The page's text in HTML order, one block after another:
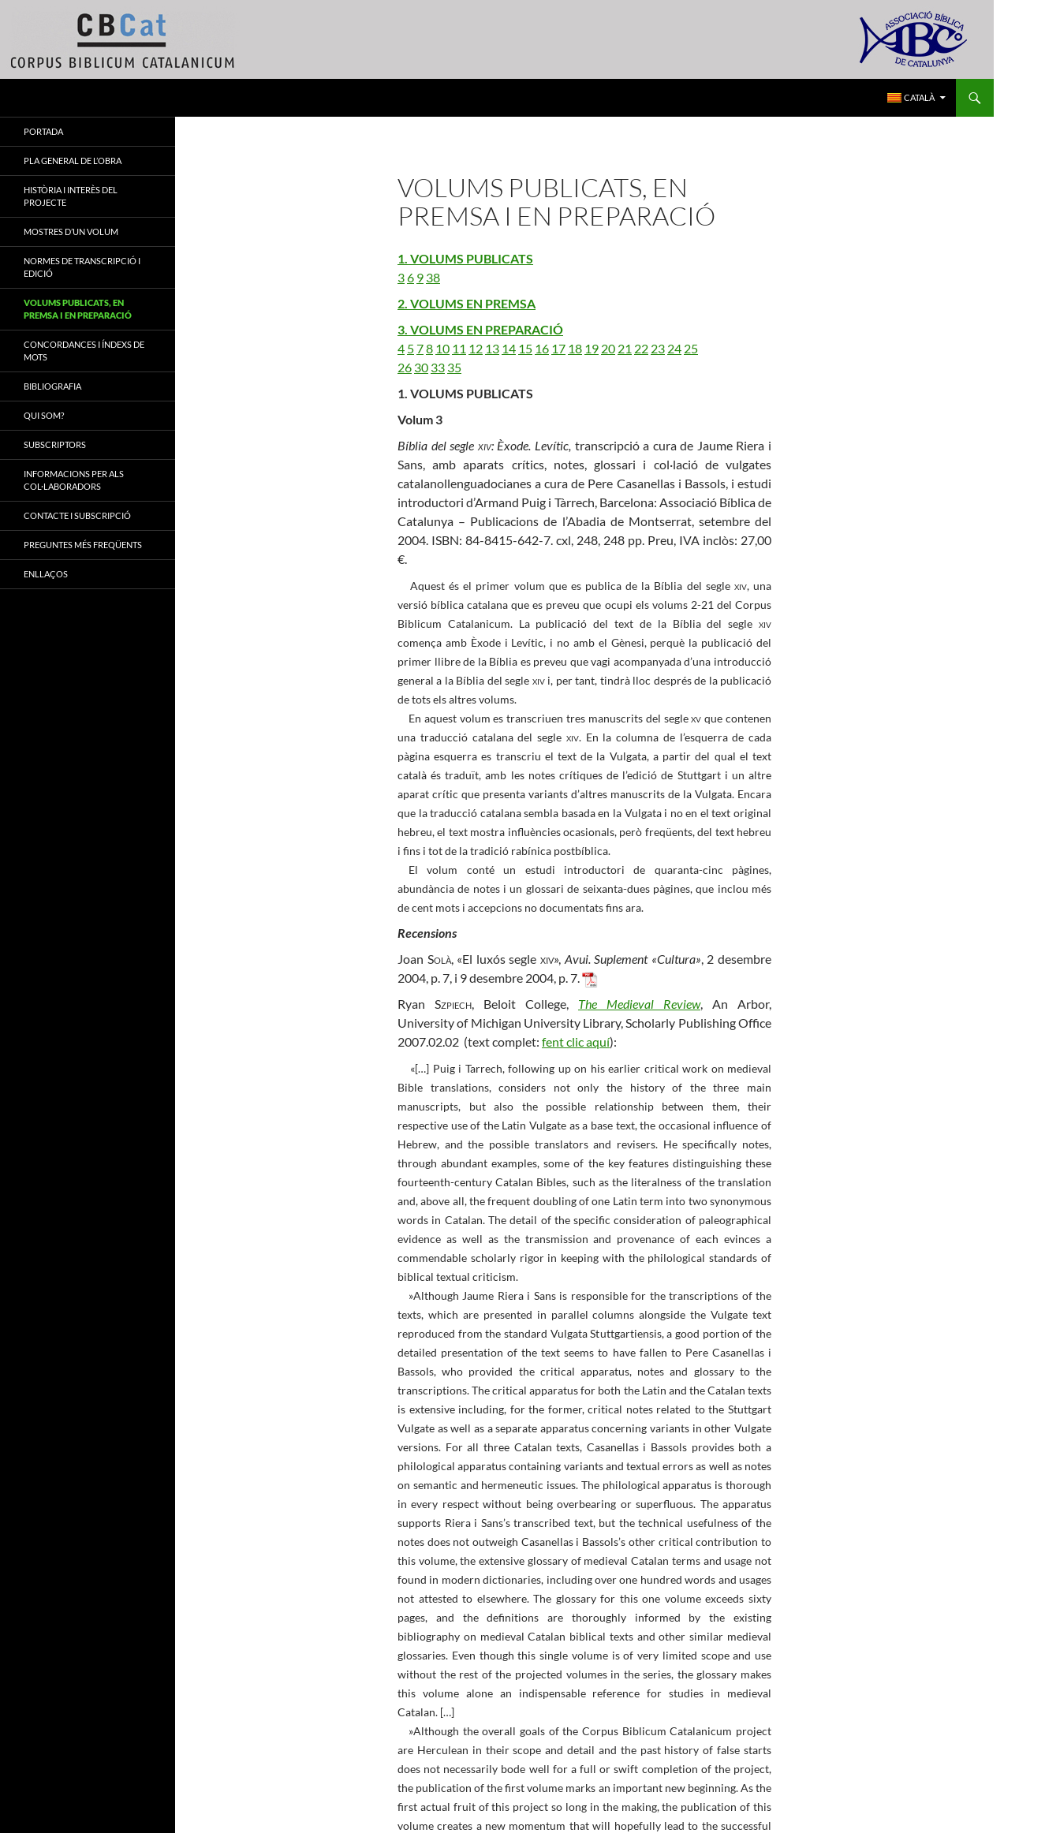
CATALÀ
VOLUMS PUBLICATS, EN
PREMSA I EN PREPARACIÓ
1. VOLUMS PUBLICATS
36 9 38
2. VOLUMS EN PREMSA
3. VOLUMS EN PREPARACIÓ
4 578 10 11 12 13 14 15 16 17 18 19 20 21 22 23 24 25
26 30 33 35
1. VOLUMS PUBLICATS
Volum 3
Bíblia del segle xiv: Èxode. Levític, transcripció a cura de Jaume Riera i
Sans, amb aparats crítics, notes, glossari i col·lació de vulgates
catalanollenguadocianes a cura de Pere Casanellas i Bassols, i estudi
introductori d’Armand Puig i Tàrrech, Barcelona: Associació Bíblica de
Catalunya – Publicacions de l’Abadia de Montserrat, setembre del
2004. ISBN: 84-8415-642-7. cxl, 248, 248 pp. Preu, IVA inclòs: 27,00
€.
Aquest és el primer volum que es publica de la Bíblia del segle xiv, una
versió bíblica catalana que es preveu que ocupi els volums 2-21 del Corpus
Biblicum Catalanicum. La publicació del text de la Bíblia del segle xiv
comença amb Èxode i Levític, i no amb el Gènesi, perquè la publicació del
primer llibre de la Bíblia es preveu que vagi acompanyada d’una introducció
general a la Bíblia del segle xivi, per tant, tindrà lloc després de la publicació
de tots els altres volums.
En aquest volum es transcriuen tres manuscrits del seglexv que contenen
una traducció catalana del segle xiv. En la columna de l’esquerra de cada
pàgina esquerra es transcriu el text de la Vulgata, a partir del qual el text
català és traduït, amb les notes crítiques de l’edició de Stuttgart i un altre
aparat crític que presenta variants d’altres manuscrits de la Vulgata. Encara
que la traducció catalana sembla basada en la Vulgata i no en el text original
hebreu, el text mostra influències ocasionals, però freqüents, del text hebreu
i fins i tot de la tradició rabínica postbíblica.
El volum conté un estudi introductori de quaranta-cinc pàgines,
abundància de notes i un glossari de seixanta-dues pàgines, que inclou més
de cent mots i accepcions no documentats fins ara.
Recensions
Joan Solà, «El luxós seglexiv», Avui. Suplement «Cultura», 2 desembre
2004, p. 7, i 9 desembre 2004, p. 7.
Ryan Szpiech, Beloit College, The Medieval Review, An Arbor,
University of Michigan University Library, Scholarly Publishing Office
2007.02.02 (text complet: fent clic aquí):
«[…] Puig i Tarrech, following up on his earlier critical work on medieval
Bible translations, considers not only the history of the three main
manuscripts, but also the possible relationship between them, their
respective use of the Latin Vulgate as a base text, the occasional influence of
Hebrew, and the possible translators and revisers. He specifically notes,
through abundant examples, some of the key features distinguishing these
fourteenth-century Catalan Bibles, such as the literalness of the translation
and, above all, the frequent doubling of one Latin term into two synonymous
words in Catalan. The detail of the specific consideration of paleographical
evidence as well as the transmission and provenance of each evinces a
commendable scholarly rigor in keeping with the philological standards of
biblical textual criticism.
»Although Jaume Riera i Sans is responsible for the transcriptions of the
texts, which are presented in parallel columns alongside the Vulgate text
reproduced from the standard Vulgata Stuttgartiensis, a good portion of the
detailed presentation of the text seems to have fallen to Pere Casanellas i
Bassols, who provided the critical apparatus, notes and glossary to the
transcriptions. The critical apparatus for both the Latin and the Catalan texts
is extensive including, for the former, critical notes related to the Stuttgart
Vulgate as well as a separate apparatus concerning variants in other Vulgate
versions. For all three Catalan texts, Casanellas i Bassols provides both a
philological apparatus containing variants and textual errors as well as notes
on semantic and hermeneutic issues. The philological apparatus is thorough
in every respect without being overbearing or superfluous. The apparatus
supports Riera i Sans’s transcribed text, but the technical usefulness of the
notes does not outweigh Casanellas i Bassols’s other critical contribution to
this volume, the extensive glossary of medieval Catalan terms and usage not
found in modern dictionaries, including over one hundred words and usages
not attested to elsewhere. The glossary for this one volume exceeds sixty
pages, and the definitions are thoroughly informed by the existing
bibliography on medieval Catalan biblical texts and other similar medieval
glossaries. Even though this single volume is of very limited scope and use
without the rest of the projected volumes in the series, the glossary makes
this volume alone an indispensable reference for studies in medieval
Catalan. […]
»Although the overall goals of the Corpus Biblicum Catalanicum project
are Herculean in their scope and detail and the past history of false starts
does not necessarily bode well for a full or swift completion of the project,
the publication of the first volume marks an important new beginning. As the
first actual fruit of this project so long in the making, the publication of this
volume creates a new momentum that will hopefully lead to the successful
PORTADA
PLA GENERAL DE L’OBRA
HISTÒRIA I INTERÈS DEL
PROJECTE
MOSTRES D’UN VOLUM
NORMES DE TRANSCRIPCIÓ I
EDICIÓ
VOLUMS PUBLICATS, EN
PREMSA I EN PREPARACIÓ
CONCORDANCES I ÍNDEXS DE
MOTS
BIBLIOGRAFIA
QUI SOM?
SUBSCRIPTORS
INFORMACIONS PER ALS
COL·LABORADORS
CONTACTE I SUBSCRIPCIÓ
PREGUNTES MÉS FREQÜENTS
ENLLAÇOS